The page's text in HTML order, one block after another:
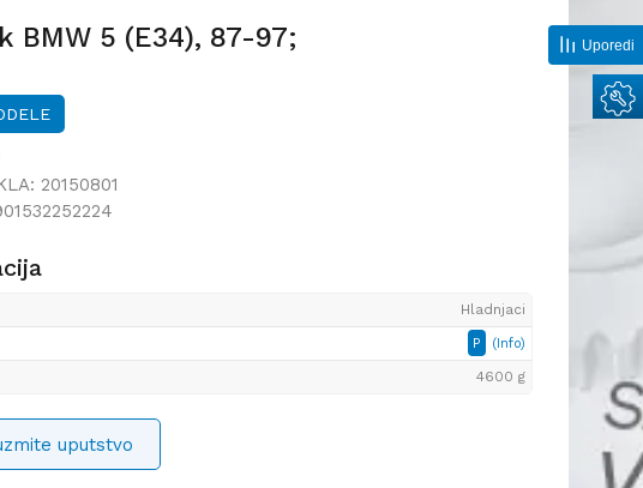
BMW 5 (E34), 87-97;
20150801
Hladnjaci
P (Info)
4600 g
uputstvo
Uporedi